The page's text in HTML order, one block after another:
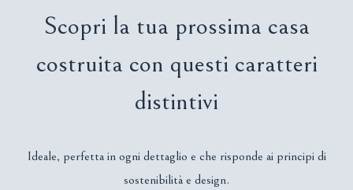
Scopri la tua prossima casa
costruita con questi caratteri
distintivi
Ideale, perfetta in ogni dettaglio e che risponde ai principi di
sostenibilità e design.